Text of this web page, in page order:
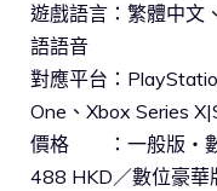
遊戲語言：繁體中文
語語音
對應平台：
One、Xbox Series
價格 ：一般版・數
488 HKD／數位豪